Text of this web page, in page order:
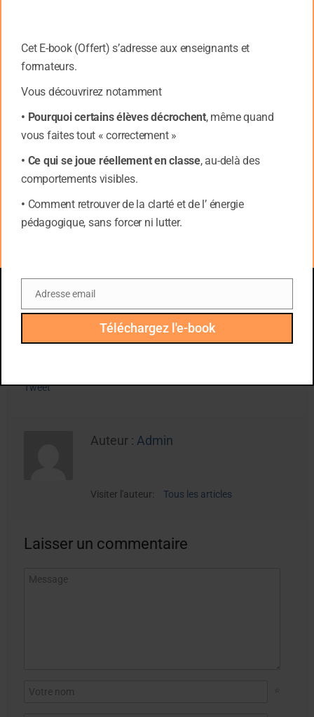
Adolescents ,éducation,enfants
Tweet
Auteur : Admin
Visiter l'auteur: Tous les articles
Laisser un commentaire
Cet E-book (Offert) s’adresse aux enseignants et
formateurs.
Vous découvrirez notamment
• Pourquoi certains élèves décrochent, même quand
vous faites tout « correctement »
• Ce qui se joue réellement en classe, au-delà des
comportements visibles.
• Comment retrouver de la clarté et de l’ énergie
pédagogique, sans forcer ni lutter.
Email
Adresse email
Téléchargez l'e-book